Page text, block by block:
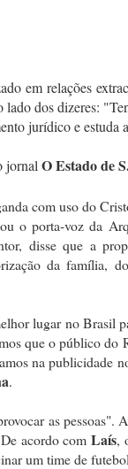
em relações
lado dos dizeres:
jurídico e estuda
jornal O Estado de
com uso do
o porta-voz da
disse que a
da família,
lugar no Brasil
que o público do
na publicidade
.
as pessoas".
acordo com Laís,
um time de